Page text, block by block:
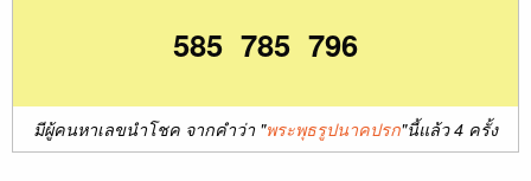
585 785 796
มีผู้คนหาเลขนำโชค จากคำว่า "พระพุธรูปนาคปรก"นี้แล้ว 4 ครั้ง